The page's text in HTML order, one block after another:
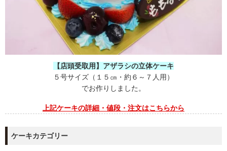
【店頭受取用】アザラシの立体ケーキ
５号サイズ（１５㎝・約６～７人用）
でお作りしました。
上記ケーキの詳細・値段・注文はこちらから
ケーキカテゴリー